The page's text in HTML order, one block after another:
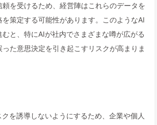
を受けるため、経営陣はこれらのデータを
策定する可能性があります。このようなAI
と、特にAIが社内でさまざまな噂が広がる
た意思決定を引き起こすリスクが高まりま
を誘導しないようにするため、企業や個人